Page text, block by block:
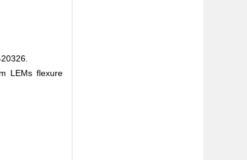
LEMs flexure